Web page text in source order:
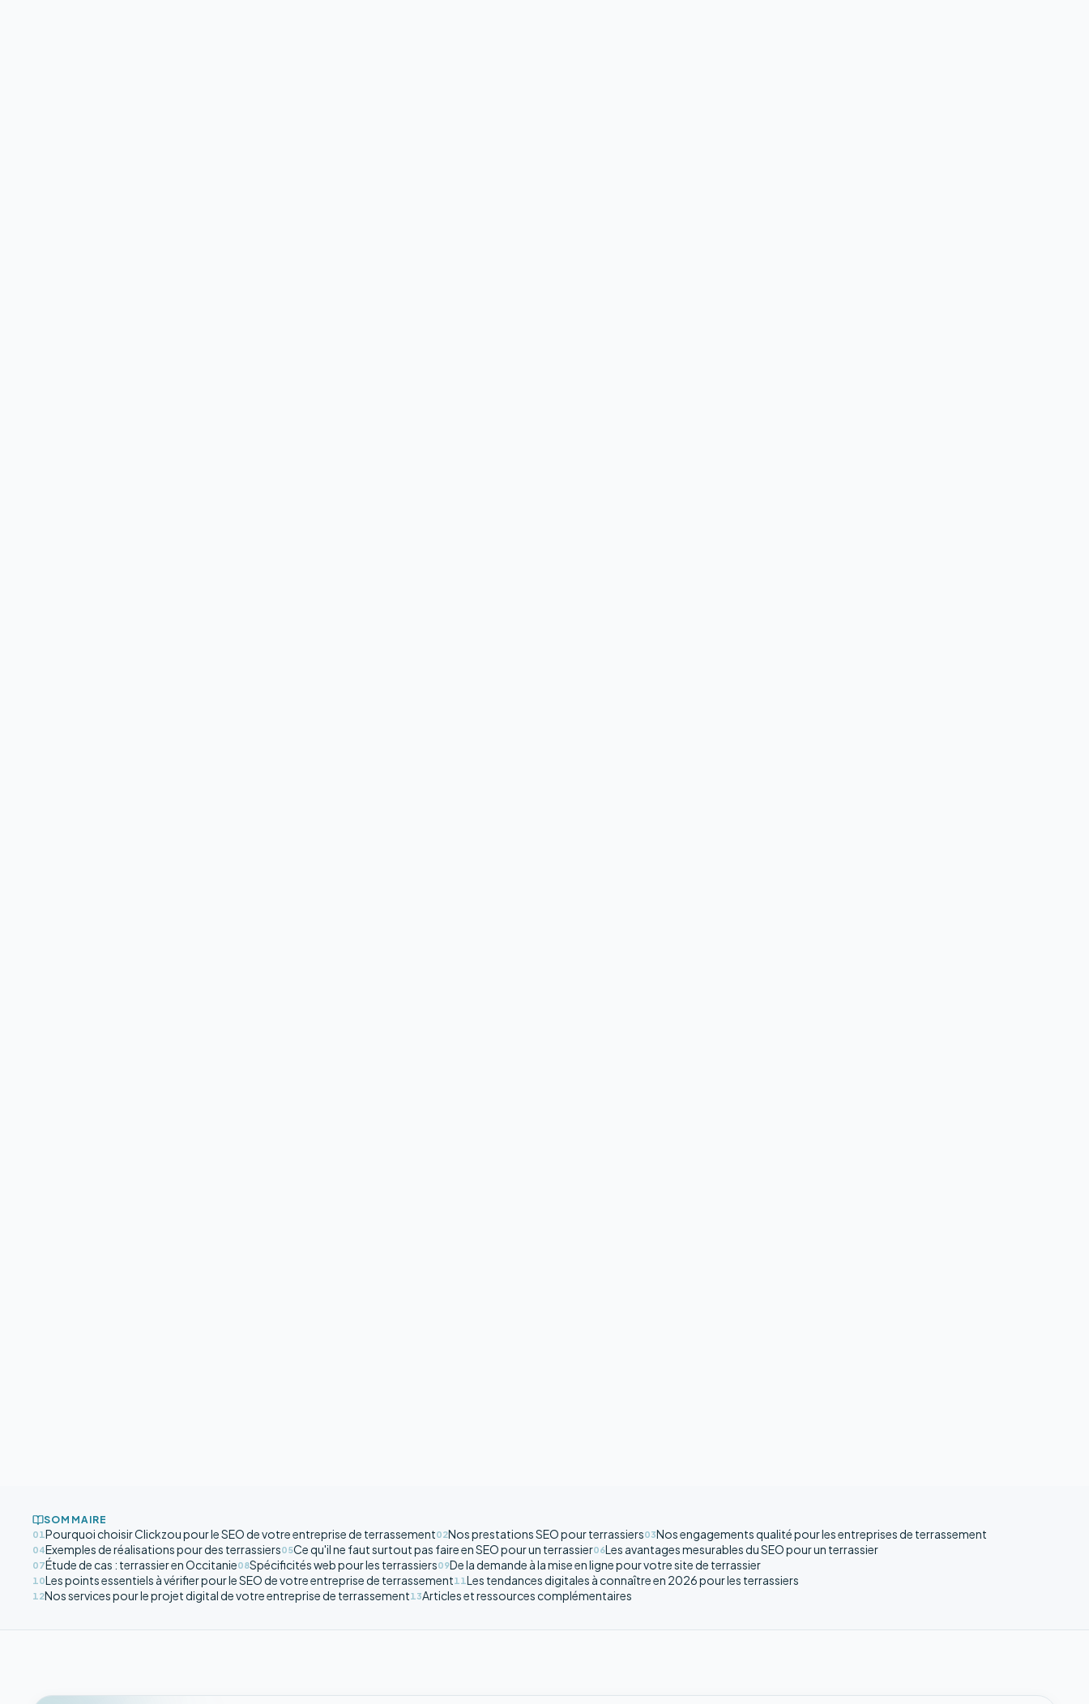
SOMMAIRE
01Pourquoi choisir Clickzou pour le SEO de votre entreprise de terrassement02Nos prestations SEO pour terrassiers03Nos engagements qualité pour les entreprises de terrassement
04Exemples de réalisations pour des terrassiers05Ce qu'il ne faut surtout pas faire en SEO pour un terrassier06Les avantages mesurables du SEO pour un terrassier
07Étude de cas : terrassier en Occitanie08Spécificités web pour les terrassiers09De la demande à la mise en ligne pour votre site de terrassier
10Les points essentiels à vérifier pour le SEO de votre entreprise de terrassement11Les tendances digitales à connaître en 2026 pour les terrassiers
12Nos services pour le projet digital de votre entreprise de terrassement13Articles et ressources complémentaires